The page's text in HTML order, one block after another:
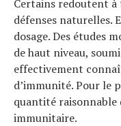
Certains redoutent
défenses naturelles.
dosage. Des études
de haut niveau,
effectivement
d’immunité. Pour le
quantité raisonnable
immunitaire.